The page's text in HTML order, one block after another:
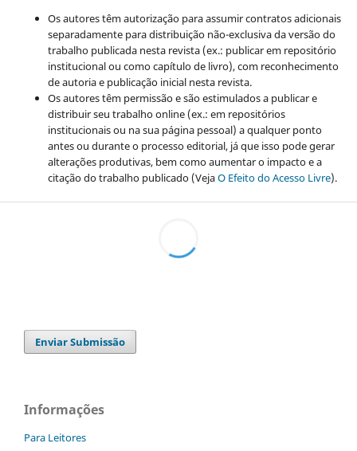
Os autores têm autorização para assumir contratos adicionais
separadamente para distribuição não-exclusiva da versão do
trabalho publicada nesta revista (ex.: publicar em repositório
institucional ou como capítulo de livro), com reconhecimento
de autoria e publicação inicial nesta revista.
Os autores têm permissão e são estimulados a publicar e
distribuir seu trabalho online (ex.: em repositórios
institucionais ou na sua página pessoal) a qualquer ponto
antes ou durante o processo editorial, já que isso pode gerar
alterações produtivas, bem como aumentar o impacto e a
citação do trabalho publicado (VejaO Efeito do Acesso Livre).
Enviar Submissão
Informações
Para Leitores